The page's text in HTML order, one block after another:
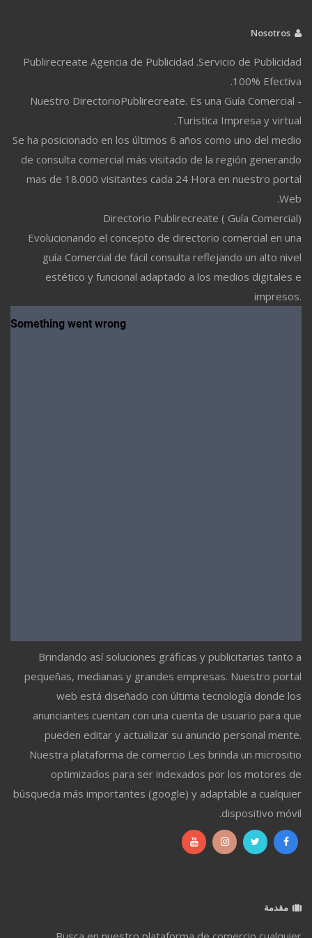
Publirecreate Agencia de Publicidad .Servicio de Publicidad
100% Efectiva.
Nuestro DirectorioPublirecreate. Es una Guía Comercial -
Turistica Impresa y virtual.
Se ha posicionado en los últimos 6 años como uno del medio
de consulta comercial más visitado de la región generando
mas de 18.000 visitantes cada 24 Hora en nuestro portal
Web.
Directorio Publirecreate ( Guía Comercial)
Evolucionando el concepto de directorio comercial en una
guía Comercial de fácil consulta reflejando un alto nivel
estético y funcional adaptado a los medios digitales e
impresos.
Brindando así soluciones gráficas y publicitarias tanto a
pequeñas, medianas y grandes empresas. Nuestro portal
web está diseñado con última tecnología donde los
anunciantes cuentan con una cuenta de usuario para que
pueden editar y actualizar su anuncio personal mente.
Nuestra plataforma de comercio Les brinda un micrositio
optimizados para ser indexados por los motores de
búsqueda más importantes (google) y adaptable a cualquier
dispositivo móvil.
مقدمة